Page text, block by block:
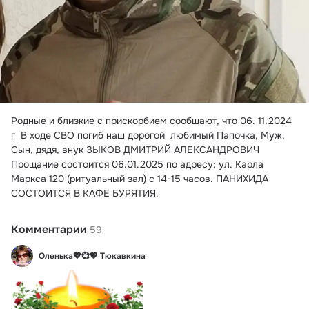
Родные и близкие с прискорбием сообщают, что 06. 11.2024
г  В ходе СВО погиб наш дорогой  любимый Папочка, Муж,
Сын, дядя, внук ЗЫКОВ ДМИТРИЙ АЛЕКСАНДРОВИЧ
Прощание состоится 06.01.2025 по адресу: ул. Карла
Маркса 120 (ритуальный зал) с 14-15 часов. ПАНИХИДА
СОСТОИТСЯ В КАФЕ БУРЯТИЯ.
Комментарии 59
Оленька💖💞💖 Тюкавкина